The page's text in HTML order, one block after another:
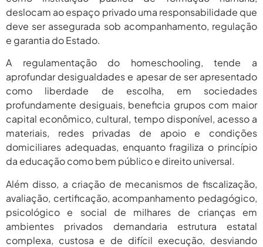
deslocam ao espaço privado uma responsabilidade que
deve ser assegurada sob acompanhamento, regulação
e garantia do Estado.
A regulamentação do homeschooling, tende a
aprofundar desigualdades e apesar de ser apresentado
como liberdade de escolha, em sociedades
profundamente desiguais, beneficia grupos com maior
capital econômico, cultural, tempo disponível, acesso a
materiais, redes privadas de apoio e condições
domiciliares adequadas, enquanto fragiliza o princípio
da educação como bem público e direito universal.
Além disso, a criação de mecanismos de fiscalização,
avaliação, certificação, acompanhamento pedagógico,
psicológico e social de milhares de crianças em
ambientes privados demandaria estrutura estatal
complexa, custosa e de difícil execução, desviando